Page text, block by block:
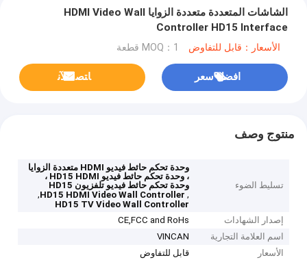
الشاشات المتعددة متعددة الزوايا HDMI Video Wall
Controller HD15 Interface
الأسعار：قابل للتفاوض MOQ：1 قطعة
افضل سعر ﺎﺘﺼﻟ ﺍﻶﻧ
منتوج وصف
تسليط الضوء
وحدة تحكم حائط فيديو HDMI متعددة الزوايا
، وحدة تحكم حائط فيديو HD15 HDMI ،
وحدة تحكم حائط فيديو تلفزيون HD15
,
HD15 HDMI Video Wall Controller
,
HD15 TV Video Wall Controller
إصدار الشهادات
CE,FCC and RoHs
اسم العلامة التجارية
VINCAN
الأسعار
قابل للتفاوض